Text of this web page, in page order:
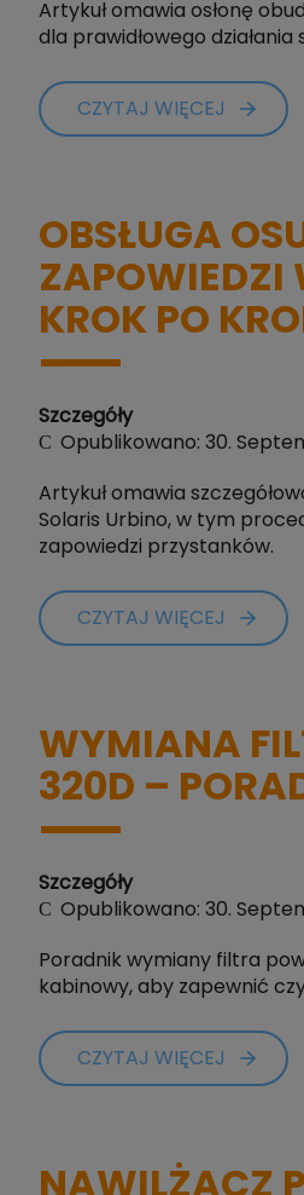
Artykuł omawia osłonę
dla prawidłowego działania
CZYTAJ WIĘCEJ
OBSŁUGA
ZAPOWIEDZI
KROK PO
Szczegóły
Opublikowano: 30.
Artykuł omawia
Solaris Urbino, w tym
zapowiedzi przystanków.
CZYTAJ WIĘCEJ
WYMIANA
320D –
Szczegóły
Opublikowano: 30.
Poradnik wymiany filtra
kabinowy, aby zapewnić
CZYTAJ WIĘCEJ
NAWILŻACZ